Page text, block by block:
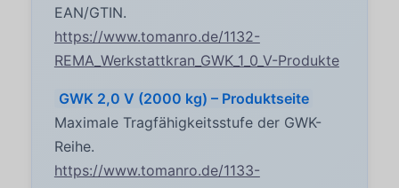
EAN/GTIN.
https://www.tomanro.de/1132-
REMA_Werkstattkran_GWK_1_0_V-Produkte
GWK 2,0 V (2000 kg) – Produktseite
Maximale Tragfähigkeitsstufe der GWK-
Reihe.
https://www.tomanro.de/1133-